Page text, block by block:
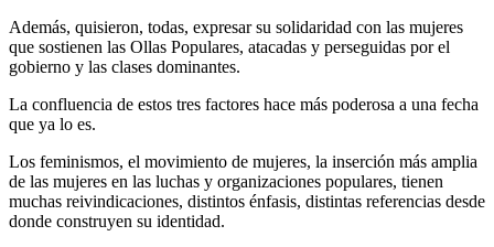
Además, quisieron, todas, expresar su solidaridad con las mujeres
que sostienen las Ollas Populares, atacadas y perseguidas por el
gobierno y las clases dominantes.
La confluencia de estos tres factores hace más poderosa a una fecha
que ya lo es.
Los feminismos, el movimiento de mujeres, la inserción más amplia
de las mujeres en las luchas y organizaciones populares, tienen
muchas reivindicaciones, distintos énfasis, distintas referencias desde
donde construyen su identidad.